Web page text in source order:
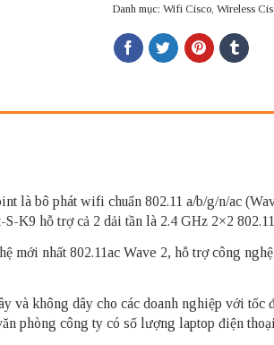
Danh mục: Wifi Cisco, Wireless
là bô phát wifi chuẩn 802.11 a/b/g/n/ac
K9 hỗ trợ cả 2 dải tần là 2.4 GHz 2×2
mới nhất 802.11ac Wave 2, hỗ trợ công
không dây cho các doanh nghiệp với tốc
phòng công ty có số lượng laptop điện